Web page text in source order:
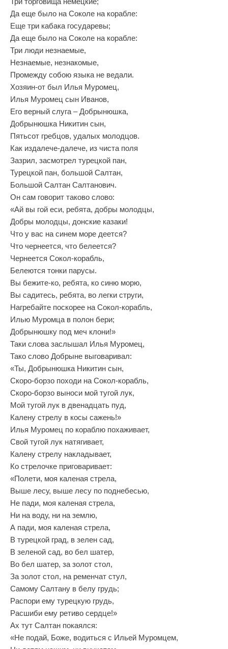
Да еще было на Соколе на корабле:
Еще три кабака государевы;
Да еще было на Соколе на корабле:
Три люди незнаемые,
Незнаемые, незнакомые,
Промежду собою языка не ведали.
Хозяин‑от был Илья Муромец,
Илья Муромец сын Иванов,
Его верный слуга – Добрынюшка,
Добрынюшка Никитин сын,
Пятьсот гребцов, удалых молодцов.
Как издалече‑далече, из чиста поля
Зазрил, засмотрел турецкой пан,
Турецкой пан, большой Салтан,
Большой Салтан Салтанович.
Он сам говорит таково слово:
«Ай вы гой еси, ребята, добры молодцы,
Добры молодцы, донские казаки!
Что у вас на синем море деется?
Что чернеется, что белеется?
Чернеется Сокол‑корабль,
Белеются тонки парусы.
Вы бежите‑ко, ребята, ко синю морю,
Вы садитесь, ребята, во легки струги,
Нагребайте поскорее на Сокол‑корабль,
Илью Муромца в полон бери;
Добрынюшку под меч клони!»
Таки слова заслышал Илья Муромец,
Тако слово Добрыне выговаривал:
«Ты, Добрынюшка Никитин сын,
Скоро‑борзо походи на Сокол‑корабль,
Скоро‑борзо выноси мой тугой лук,
Мой тугой лук в двенадцать пуд,
Калену стрелу в косы сажень!»
Илья Муромец по кораблю похаживает,
Свой тугой лук натягивает,
Калену стрелу накладывает,
Ко стрелочке приговаривает:
«Полети, моя каленая стрела,
Выше лесу, выше лесу по поднебесью,
Не пади, моя каленая стрела,
Ни на воду, ни на землю,
А пади, моя каленая стрела,
В турецкой град, в зелен сад,
В зеленой сад, во бел шатер,
Во бел шатер, за золот стол,
За золот стол, на ременчат стул,
Самому Салтану в белу грудь;
Распори ему турецкую грудь,
Расшиби ему ретиво сердце!»
Ах тут Салтан покаялся:
«Не подай, Боже, водиться с Ильей Муромцем,